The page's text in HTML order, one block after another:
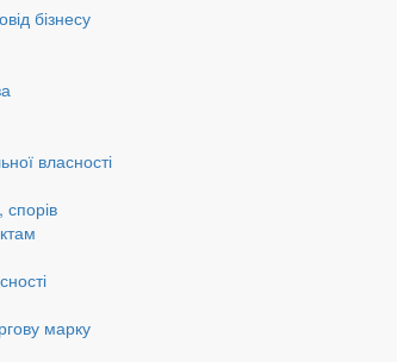
бізнесу
власності
спорів
марку